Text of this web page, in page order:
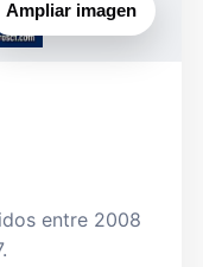
Ampliar imagen
entre 2008